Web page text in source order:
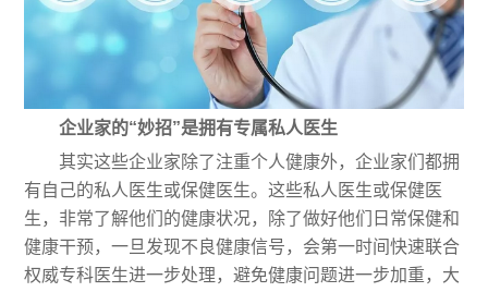
企业家的“妙招”是拥有专属私人医生
其实这些企业家除了注重个人健康外，企业家们都拥
有自己的私人医生或保健医生。这些私人医生或保健医
生，非常了解他们的健康状况，除了做好他们日常保健和
健康干预，一旦发现不良健康信号，会第一时间快速联合
权威专科医生进一步处理，避免健康问题进一步加重，大